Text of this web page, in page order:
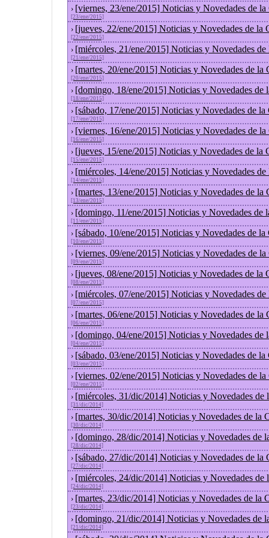
› [viernes, 23/ene/2015] Noticias y Novedades de
[23/ene/2015]
› [jueves, 22/ene/2015] Noticias y Novedades de la
[22/ene/2015]
› [miércoles, 21/ene/2015] Noticias y Novedades
[21/ene/2015]
› [martes, 20/ene/2015] Noticias y Novedades de la
[20/ene/2015]
› [domingo, 18/ene/2015] Noticias y Novedades de
[18/ene/2015]
› [sábado, 17/ene/2015] Noticias y Novedades de la
[17/ene/2015]
› [viernes, 16/ene/2015] Noticias y Novedades de
[16/ene/2015]
› [jueves, 15/ene/2015] Noticias y Novedades de la
[15/ene/2015]
› [miércoles, 14/ene/2015] Noticias y Novedades
[14/ene/2015]
› [martes, 13/ene/2015] Noticias y Novedades de la
[13/ene/2015]
› [domingo, 11/ene/2015] Noticias y Novedades de
[11/ene/2015]
› [sábado, 10/ene/2015] Noticias y Novedades de la
[10/ene/2015]
› [viernes, 09/ene/2015] Noticias y Novedades de
[09/ene/2015]
› [jueves, 08/ene/2015] Noticias y Novedades de la
[08/ene/2015]
› [miércoles, 07/ene/2015] Noticias y Novedades
[07/ene/2015]
› [martes, 06/ene/2015] Noticias y Novedades de la
[06/ene/2015]
› [domingo, 04/ene/2015] Noticias y Novedades de
[04/ene/2015]
› [sábado, 03/ene/2015] Noticias y Novedades de la
[03/ene/2015]
› [viernes, 02/ene/2015] Noticias y Novedades de
[02/ene/2015]
› [miércoles, 31/dic/2014] Noticias y Novedades de
[31/dic/2014]
› [martes, 30/dic/2014] Noticias y Novedades de la
[30/dic/2014]
› [domingo, 28/dic/2014] Noticias y Novedades de
[28/dic/2014]
› [sábado, 27/dic/2014] Noticias y Novedades de la
[27/dic/2014]
› [miércoles, 24/dic/2014] Noticias y Novedades de
[24/dic/2014]
› [martes, 23/dic/2014] Noticias y Novedades de la
[23/dic/2014]
› [domingo, 21/dic/2014] Noticias y Novedades de
[21/dic/2014]